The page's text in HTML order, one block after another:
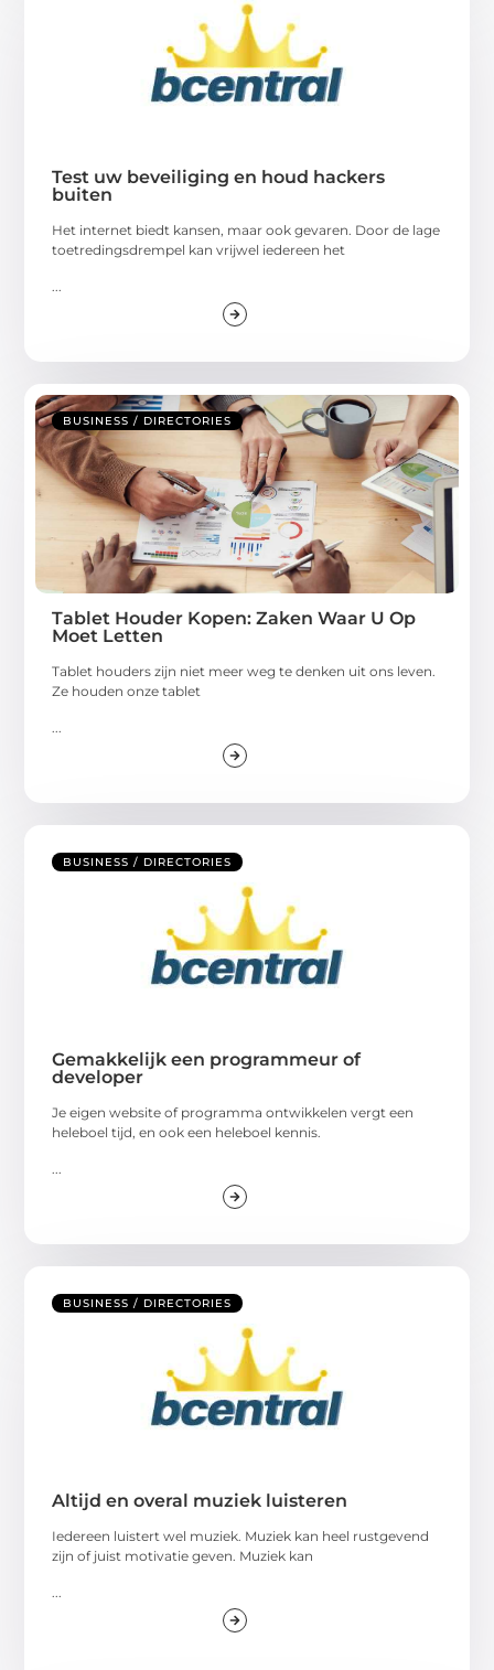
Test uw beveiliging en houd hackers
buiten
Het internet biedt kansen, maar ook gevaren. Door de lage
toetredingsdrempel kan vrijwel iedereen het
BUSINESS / DIRECTORIES
Tablet Houder Kopen: Zaken Waar U Op
Moet Letten
Tablet houders zijn niet meer weg te denken uit ons leven.
Ze houden onze tablet
BUSINESS / DIRECTORIES
Gemakkelijk een programmeur of
developer
Je eigen website of programma ontwikkelen vergt een
heleboel tijd, en ook een heleboel kennis.
BUSINESS / DIRECTORIES
Altijd en overal muziek luisteren
Iedereen luistert wel muziek. Muziek kan heel rustgevend
zijn of juist motivatie geven. Muziek kan